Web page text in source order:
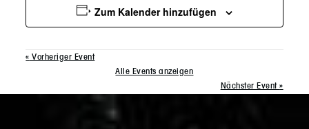
Zum Kalender hinzufügen
« Vorheriger Event
Alle Events anzeigen
Nächster Event»